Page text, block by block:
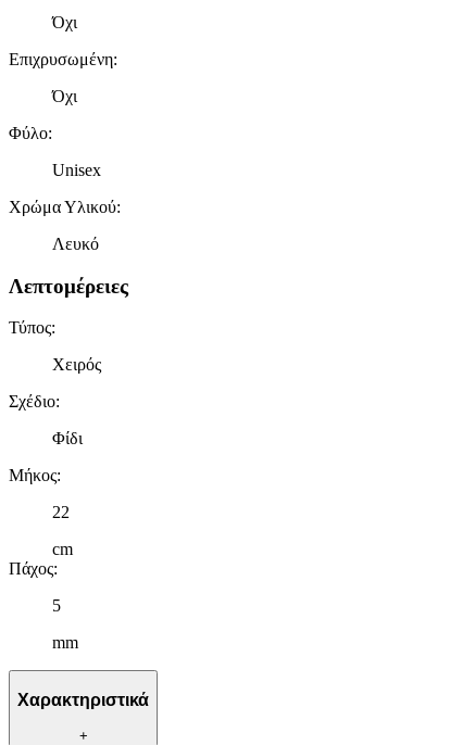
Όχι
Επιχρυσωμένη:
Όχι
Φύλο:
Unisex
Χρώμα Υλικού:
Λευκό
Λεπτομέρειες
Τύπος:
Χειρός
Σχέδιο:
Φίδι
Μήκος:
22
cm
Πάχος:
5
mm
Χαρακτηριστικά
+